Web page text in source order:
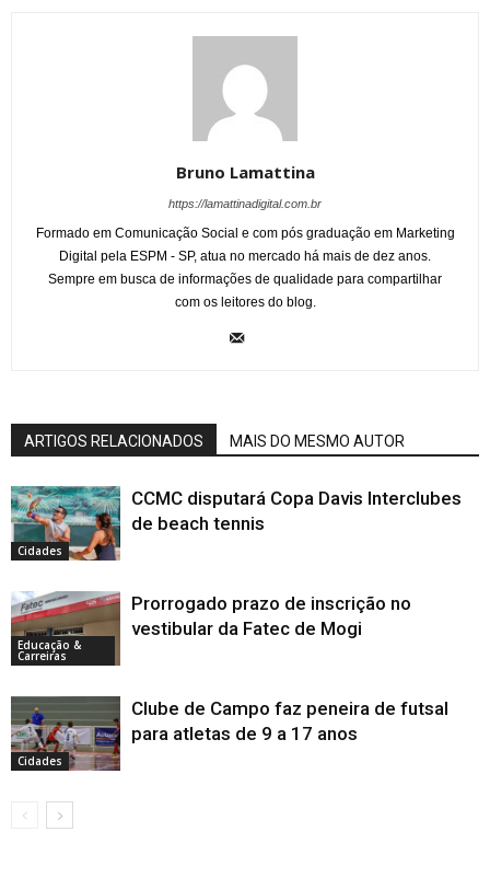
Bruno Lamattina
https://lamattinadigital.com.br
Formado em Comunicação Social e com pós graduação em Marketing
Digital pela ESPM - SP, atua no mercado há mais de dez anos.
Sempre em busca de informações de qualidade para compartilhar
com os leitores do blog.
ARTIGOS RELACIONADOS MAIS DO MESMO AUTOR
Cidades
CCMC disputará Copa Davis Interclubes
de beach tennis
Educação &
Carreiras
Prorrogado prazo de inscrição no
vestibular da Fatec de Mogi
Cidades
Clube de Campo faz peneira de futsal
para atletas de 9 a 17 anos